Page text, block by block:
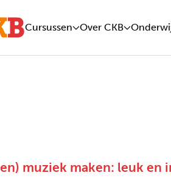
Cursussen Over CKB
muziek maken: leuk en